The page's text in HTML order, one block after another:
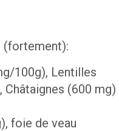
(fortement):
100g), Lentilles
Châtaignes (600 mg)
foie de veau